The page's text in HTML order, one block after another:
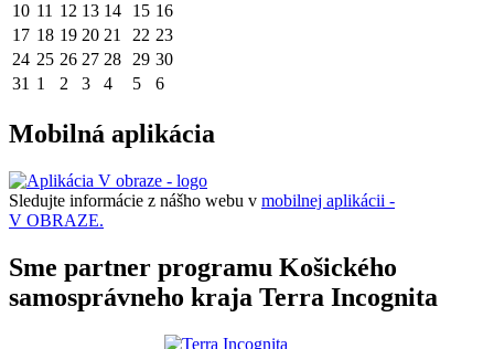
10 11 12 13 14 15 16
17 18 19 20 21 22 23
24 25 26 27 28 29 30
31 1 2 3 4 5 6
Mobilná aplikácia
Sledujte informácie z nášho webu v mobilnej aplikácii -
V OBRAZE.
Sme partner programu Košického
samosprávneho kraja Terra Incognita